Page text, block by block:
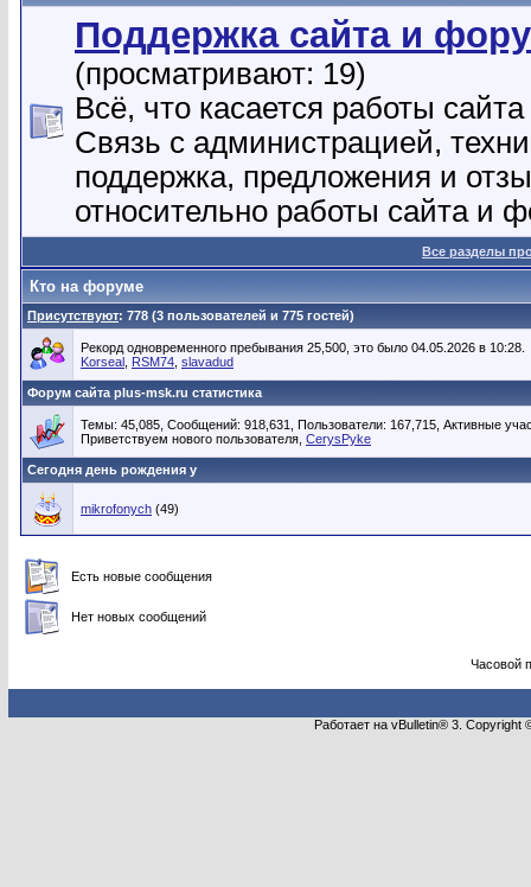
Поддержка сайта и
(просматривают: 19)
Всё, что касается работы
Связь с администрацией,
поддержка, предложения и
относительно работы сайта и
Все разделы
Кто на форуме
Присутствуют: 778 (3 пользователей и 775 гостей)
Рекорд одновременного пребывания 25,500, это было 04.05.2026 в 10:28.
Korseal RSM74 slavadud
Форум сайта plus-msk.ru статистика
Темы: 45,085, Сообщений: 918,631, Пользователи: 167,715, Активные
Приветствуем нового пользователя, CerysPyke
Сегодня день рождения у
mikrofonych (49)
Есть новые сообщения
Нет новых сообщений
Часовой
Работает на vBulletin® 3.